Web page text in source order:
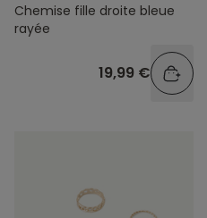
Chemise fille droite bleue
rayée
19,99 €